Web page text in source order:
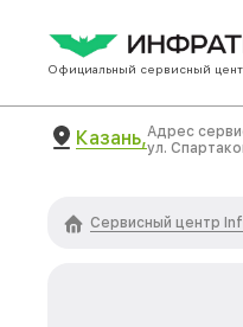
Официальный сервисный
Казань,Адрес
ул.
Сервисный центр